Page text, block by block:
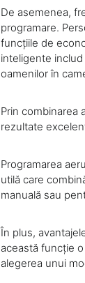
De asemenea,
programare.
funcțiile de
inteligente
oamenilor în
Prin combinarea
rezultate
Programarea
utilă care
manuală sau
În plus,
această funcție
alegerea unui